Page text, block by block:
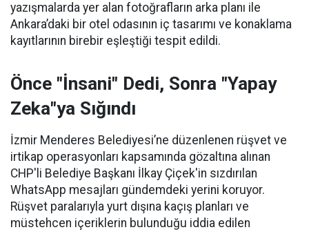
yazışmalarda yer alan fotoğrafların arka planı ile
Ankara’daki bir otel odasının iç tasarımı ve konaklama
kayıtlarının birebir eşleştiği tespit edildi.
Önce "İnsani" Dedi, Sonra "Yapay
Zeka"ya Sığındı
İzmir Menderes Belediyesi’ne düzenlenen rüşvet ve
irtikap operasyonları kapsamında gözaltına alınan
CHP'li Belediye Başkanı İlkay Çiçek'in sızdırılan
WhatsApp mesajları gündemdeki yerini koruyor.
Rüşvet paralarıyla yurt dışına kaçış planları ve
müstehcen içeriklerin bulunduğu iddia edilen